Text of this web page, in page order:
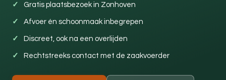
Gratis plaatsbezoek in Zonhoven
Afvoer én schoonmaak inbegrepen
Discreet, ook na een overlijden
Rechtstreeks contact met de zaakvoerder